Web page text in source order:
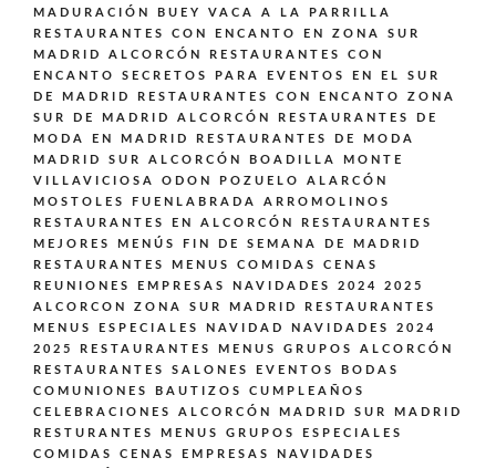
MADURACIÓN BUEY VACA A LA PARRILLA
RESTAURANTES CON ENCANTO EN ZONA SUR
MADRID ALCORCÓN
RESTAURANTES CON
ENCANTO SECRETOS PARA EVENTOS EN EL SUR
DE MADRID
RESTAURANTES CON ENCANTO ZONA
SUR DE MADRID ALCORCÓN
RESTAURANTES DE
MODA EN MADRID
RESTAURANTES DE MODA
MADRID SUR ALCORCÓN BOADILLA MONTE
VILLAVICIOSA ODON POZUELO ALARCÓN
MOSTOLES FUENLABRADA ARROMOLINOS
RESTAURANTES EN ALCORCÓN
RESTAURANTES
MEJORES MENÚS FIN DE SEMANA DE MADRID
RESTAURANTES MENUS COMIDAS CENAS
REUNIONES EMPRESAS NAVIDADES 2024 2025
ALCORCON ZONA SUR MADRID
RESTAURANTES
MENUS ESPECIALES NAVIDAD NAVIDADES 2024
2025
RESTAURANTES MENUS GRUPOS ALCORCÓN
RESTAURANTES SALONES EVENTOS BODAS
COMUNIONES BAUTIZOS CUMPLEAÑOS
CELEBRACIONES ALCORCÓN MADRID SUR MADRID
RESTURANTES MENUS GRUPOS ESPECIALES
COMIDAS CENAS EMPRESAS NAVIDADES